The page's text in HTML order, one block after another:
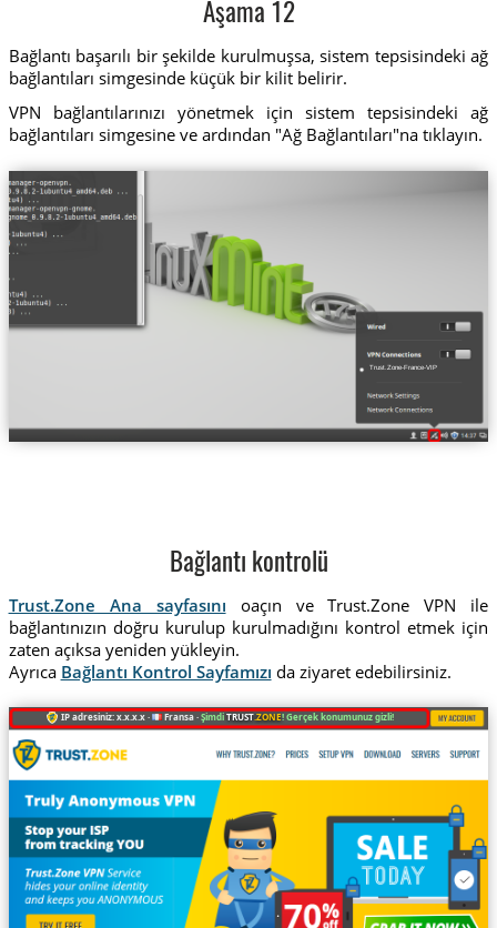
Aşama 12
Bağlantı başarılı bir şekilde kurulmuşsa, sistem tepsisindeki ağ
bağlantıları simgesinde küçük bir kilit belirir.
VPN bağlantılarınızı yönetmek için sistem tepsisindeki ağ
bağlantıları simgesine ve ardından "Ağ Bağlantıları"na tıklayın.
Trust.Zone-France-VIP
Bağlantı kontrolü
Trust.Zone Ana sayfasını oaçın ve Trust.Zone VPN ile
bağlantınızın doğru kurulup kurulmadığını kontrol etmek için
zaten açıksa yeniden yükleyin.
Ayrıca Bağlantı Kontrol Sayfamızı da ziyaret edebilirsiniz.
IP adresiniz: x.x.x.x · Fransa ·ŞimdiTRUST.ZONE! Gerçek konumunuz gizli!